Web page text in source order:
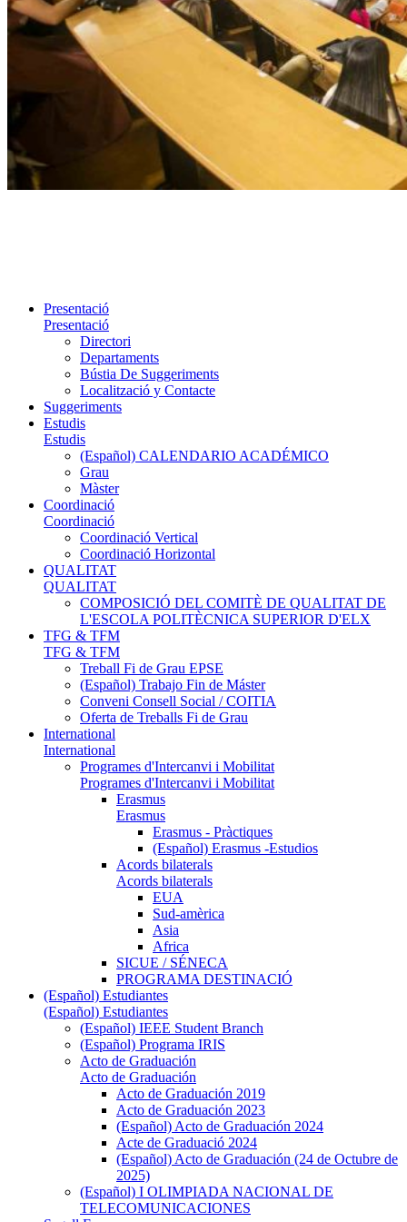
Presentació
Presentació
Directori
Departaments
Bústia De Suggeriments
Localització y Contacte
Suggeriments
Estudis
Estudis
(Español) CALENDARIO ACADÉMICO
Grau
Màster
Coordinació
Coordinació
Coordinació Vertical
Coordinació Horizontal
QUALITAT
QUALITAT
COMPOSICIÓ DEL COMITÈ DE QUALITAT DE
L'ESCOLA POLITÈCNICA SUPERIOR D'ELX
TFG & TFM
TFG & TFM
Treball Fi de Grau EPSE
(Español) Trabajo Fin de Máster
Conveni Consell Social / COITIA
Oferta de Treballs Fi de Grau
International
International
Programes d'Intercanvi i Mobilitat
Programes d'Intercanvi i Mobilitat
Erasmus
Erasmus
Erasmus - Pràctiques
(Español) Erasmus -Estudios
Acords bilaterals
Acords bilaterals
EUA
Sud-amèrica
Asia
Africa
SICUE / SÉNECA
PROGRAMA DESTINACIÓ
(Español) Estudiantes
(Español) Estudiantes
(Español) IEEE Student Branch
(Español) Programa IRIS
Acto de Graduación
Acto de Graduación
Acto de Graduación 2019
Acto de Graduación 2023
(Español) Acto de Graduación 2024
Acte de Graduació 2024
(Español) Acto de Graduación (24 de Octubre de
2025)
(Español) I OLIMPIADA NACIONAL DE
TELECOMUNICACIONES